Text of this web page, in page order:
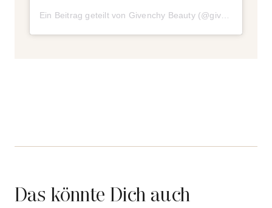
Ein Beitrag geteilt von Givenchy Beauty (@givenchybeauty)
Das könnte Dich auch